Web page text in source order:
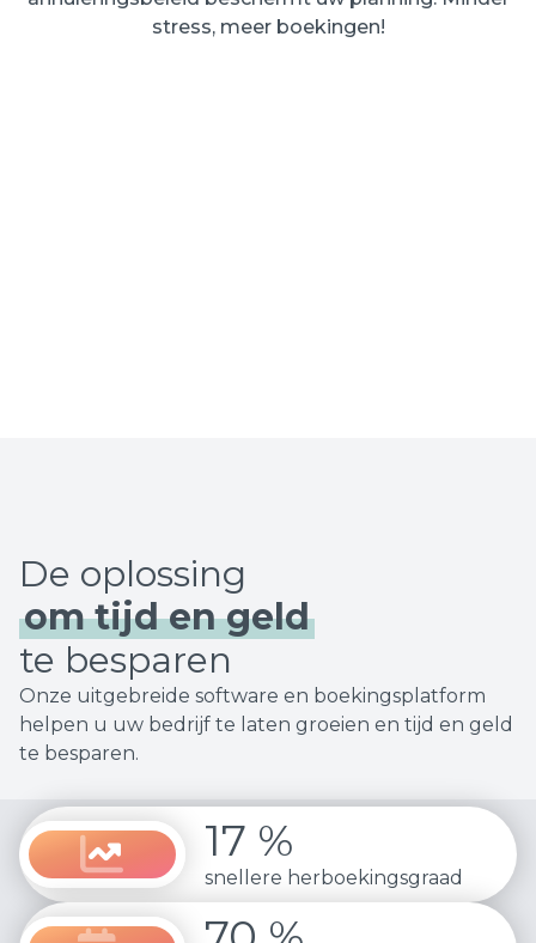
stress, meer boekingen!
om tijd en geld
te besparen
Onze uitgebreide software en boekingsplatform
helpen u uw bedrijf te laten groeien en tijd en geld
te besparen.
17 %
snellere herboekingsgraad